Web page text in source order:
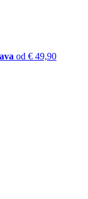
od € 49,90